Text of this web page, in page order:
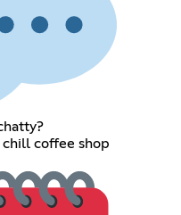
chill coffee shop